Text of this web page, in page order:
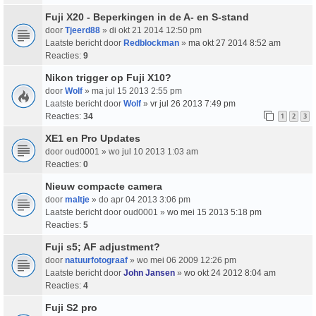
Fuji X20 - Beperkingen in de A- en S-stand
door Tjeerd88 » di okt 21 2014 12:50 pm
Laatste bericht door Redblockman » ma okt 27 2014 8:52 am
Reacties: 9
Nikon trigger op Fuji X10?
door Wolf » ma jul 15 2013 2:55 pm
Laatste bericht door Wolf » vr jul 26 2013 7:49 pm
Reacties: 34 1 2 3
XE1 en Pro Updates
door oud0001 » wo jul 10 2013 1:03 am
Reacties: 0
Nieuw compacte camera
door maltje » do apr 04 2013 3:06 pm
Laatste bericht door oud0001 » wo mei 15 2013 5:18 pm
Reacties: 5
Fuji s5; AF adjustment?
door natuurfotograaf » wo mei 06 2009 12:26 pm
Laatste bericht door John Jansen » wo okt 24 2012 8:04 am
Reacties: 4
Fuji S2 pro